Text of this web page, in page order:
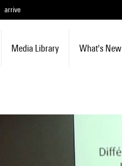
arrive
Media Library What's New